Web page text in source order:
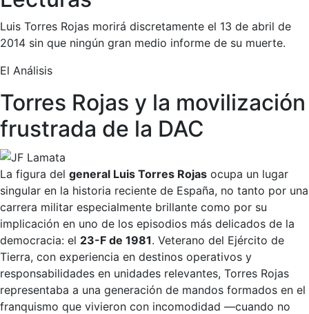
Luis Torres Rojas morirá discretamente el 13 de abril de
2014 sin que ningún gran medio informe de su muerte.
El Análisis
Torres Rojas y la movilización
frustrada de la DAC
La figura del general Luis Torres Rojas ocupa un lugar
singular en la historia reciente de España, no tanto por una
carrera militar especialmente brillante como por su
implicación en uno de los episodios más delicados de la
democracia: el 23-F de 1981. Veterano del Ejército de
Tierra, con experiencia en destinos operativos y
responsabilidades en unidades relevantes, Torres Rojas
representaba a una generación de mandos formados en el
franquismo que vivieron con incomodidad —cuando no